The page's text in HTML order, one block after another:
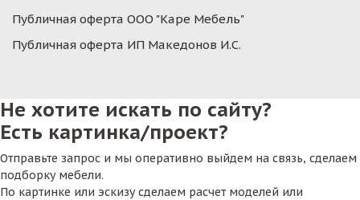
Публичная оферта ООО "Каре Мебель"
Публичная оферта ИП Македонов И.С.
Не хотите искать по сайту?
Есть картинка/проект?
Отправьте запрос и мы оперативно выйдем на связь, сделаем
подборку мебели.
По картинке или эскизу сделаем расчет моделей или